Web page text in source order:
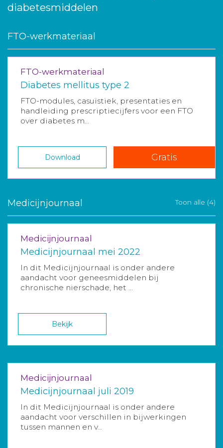
diabetesmiddelen
FTO-werkmateriaal
FTO-werkmateriaal
Diabetes mellitus type 2
FTO-modules, casuïstiek, presentaties en
handleiding prescriptiecijfers voor een FTO
over diabetes m...
Download Gratis
Medicijnjournaal Toon alle (4)
Medicijnjournaal
Medicijnjournaal mei 2022
In dit Medicijnjournaal is onder andere
aandacht voor geneesmiddelen bij
chronische nierschade, het ...
Bekijk
Medicijnjournaal
Medicijnjournaal juli 2019
In dit Medicijnjournaal is onder andere
aandacht voor verschillen in bijwerkingen
tussen mannen en v...